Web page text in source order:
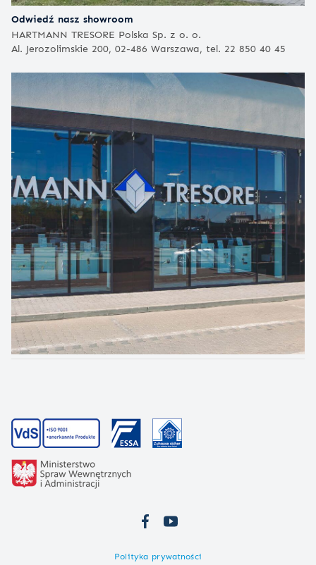
Odwiedź nasz showroom
HARTMANN TRESORE Polska Sp. z o. o.
Al. Jerozolimskie 200, 02-486 Warszawa, tel. 22 850 40 45
Polityka prywatności